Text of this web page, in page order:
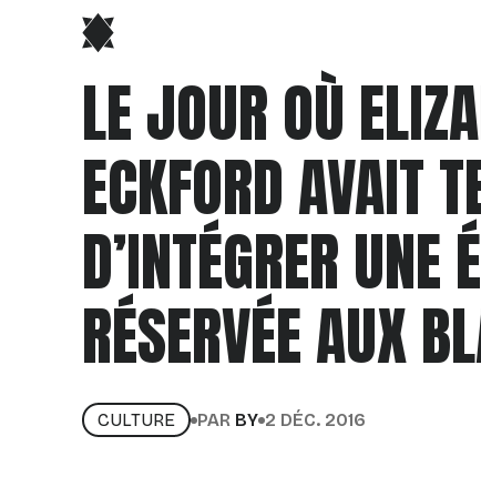
LE JOUR OÙ
ECKFORD AVAIT
D’INTÉGRER UNE
RÉSERVÉE AUX
CULTURE PAR BY 2 DÉC. 2016